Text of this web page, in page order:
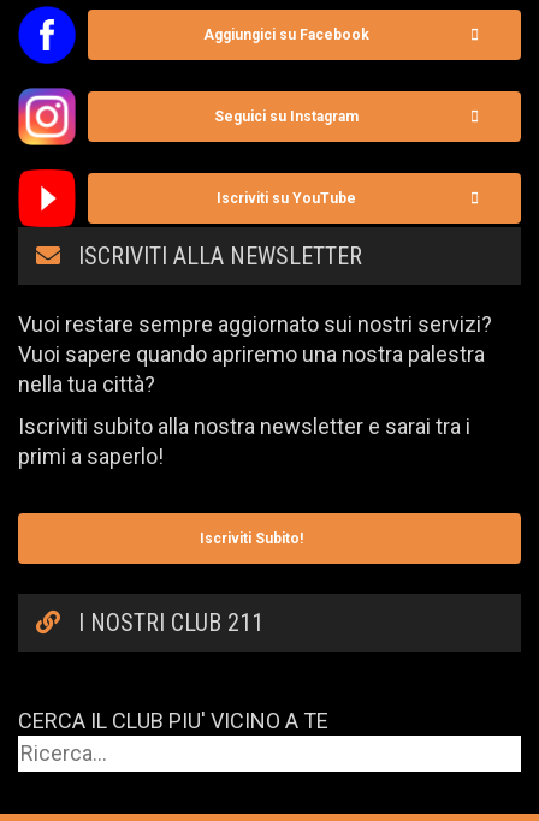
Aggiungici su Facebook
Seguici su Instagram
Iscriviti su YouTube
ISCRIVITI ALLA NEWSLETTER
Vuoi restare sempre aggiornato sui nostri servizi?
Vuoi sapere quando apriremo una nostra palestra
nella tua città?
Iscriviti subito alla nostra newsletter e sarai tra i
primi a saperlo!
Iscriviti Subito!
I NOSTRI CLUB 211
CERCA IL CLUB PIU' VICINO A TE